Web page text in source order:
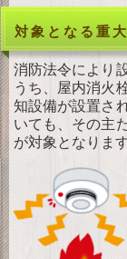
対象となる重
消防法令により
うち、屋内消火
知設備が設置さ
いても、その主
が対象となります